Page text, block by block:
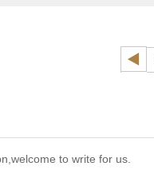
to write for us.